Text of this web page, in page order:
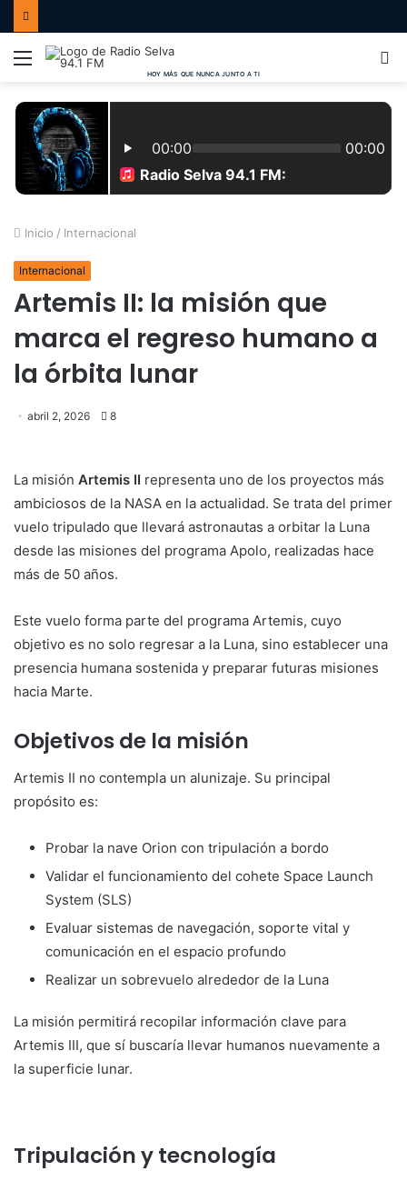
Menú
Inicio / Internacional
Internacional
Artemis II: la misión que
marca el regreso humano a
la órbita lunar
abril 2, 2026 8
La misión Artemis II representa uno de los proyectos más
ambiciosos de la NASA en la actualidad. Se trata del primer
vuelo tripulado que llevará astronautas a orbitar la Luna
desde las misiones del programa Apolo, realizadas hace
más de 50 años.
Este vuelo forma parte del programa Artemis, cuyo
objetivo es no solo regresar a la Luna, sino establecer una
presencia humana sostenida y preparar futuras misiones
hacia Marte.
Objetivos de la misión
Artemis II no contempla un alunizaje. Su principal
propósito es:
Probar la nave Orion con tripulación a bordo
Validar el funcionamiento del cohete Space Launch
System (SLS)
Evaluar sistemas de navegación, soporte vital y
comunicación en el espacio profundo
Realizar un sobrevuelo alrededor de la Luna
La misión permitirá recopilar información clave para
Artemis III, que sí buscaría llevar humanos nuevamente a
la superficie lunar.
Tripulación y tecnología